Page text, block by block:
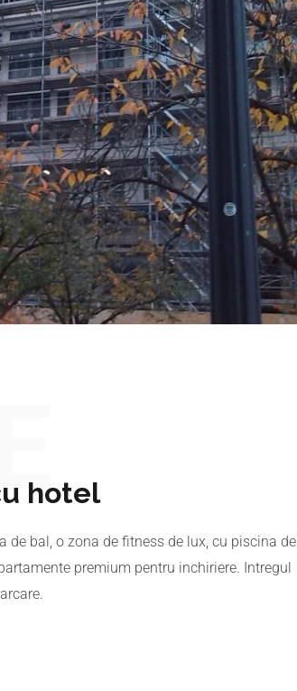
hotel
de bal, o zona de fitness de lux, cu piscina de
premium pentru inchiriere. Intregul